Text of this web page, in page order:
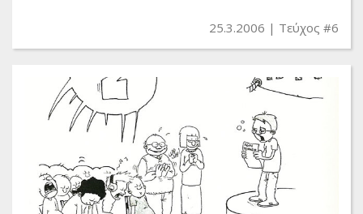
25.3.2006 Τεύχος #6